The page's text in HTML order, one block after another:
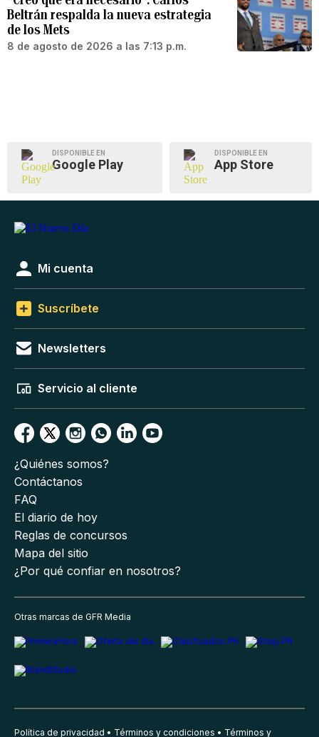
Beltrán respalda la nueva estrategia
de los Mets
8 de agosto de 2026 a las 7:13 p.m.
DISPONIBLE EN
Google Play
DISPONIBLE EN
App Store
Mi cuenta
Suscríbete
Newsletters
Servicio al cliente
¿Quiénes somos?
Contáctanos
FAQ
El diario de hoy
Reglas de concursos
Mapa del sitio
¿Por qué confiar en nosotros?
Otras marcas de GFR Media
Política de privacidad Términos y condiciones Términos y